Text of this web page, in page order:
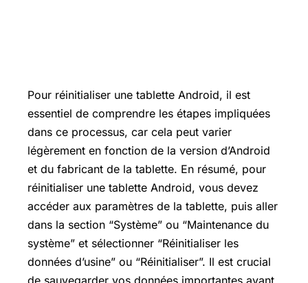
Pour réinitialiser une tablette Android, il est
essentiel de comprendre les étapes impliquées
dans ce processus, car cela peut varier
légèrement en fonction de la version d’Android
et du fabricant de la tablette. En résumé, pour
réinitialiser une tablette Android, vous devez
accéder aux paramètres de la tablette, puis aller
dans la section “Système” ou “Maintenance du
système” et sélectionner “Réinitialiser les
données d’usine” ou “Réinitialiser”. Il est crucial
de sauvegarder vos données importantes avant